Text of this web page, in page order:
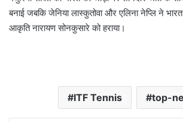
बनाई जबकि जेनिया लास्कुतोवा और एलिना नेप्लि ने
आकृति नारायण सोनकुसारे को हराया।
ITF Tennis top-